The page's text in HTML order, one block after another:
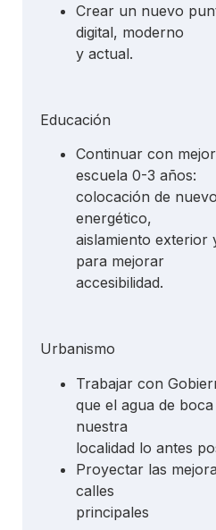
Crear un nuevo
digital, moderno
y actual.
Educación
Continuar con
escuela 0-3 años:
colocación de
energético,
aislamiento exterior
para mejorar
accesibilidad.
Urbanismo
Trabajar con
que el agua de
nuestra
localidad lo antes
Proyectar las
calles
principales